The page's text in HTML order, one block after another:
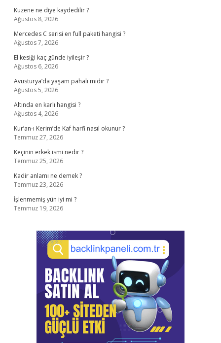
Kuzene ne diye kaydedilir ?
Ağustos 8, 2026
Mercedes C serisi en full paketi hangisi ?
Ağustos 7, 2026
El kesiği kaç günde iyileşir ?
Ağustos 6, 2026
Avusturya’da yaşam pahalı mıdır ?
Ağustos 5, 2026
Altında en karlı hangisi ?
Ağustos 4, 2026
Kur’an-ı Kerim’de Kaf harfi nasıl okunur ?
Temmuz 27, 2026
Keçinin erkek ismi nedir ?
Temmuz 25, 2026
Kadir anlamı ne demek ?
Temmuz 23, 2026
İşlenmemiş yün iyi mi ?
Temmuz 19, 2026